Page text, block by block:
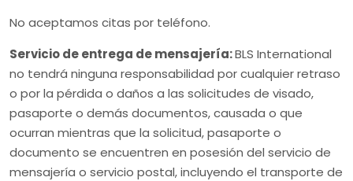
No aceptamos citas por teléfono.
Servicio de entrega de mensajería:BLS International
no tendrá ninguna responsabilidad por cualquier retraso
o por la pérdida o daños a las solicitudes de visado,
pasaporte o demás documentos, causada o que
ocurran mientras que la solicitud, pasaporte o
documento se encuentren en posesión del servicio de
mensajería o servicio postal, incluyendo el transporte de